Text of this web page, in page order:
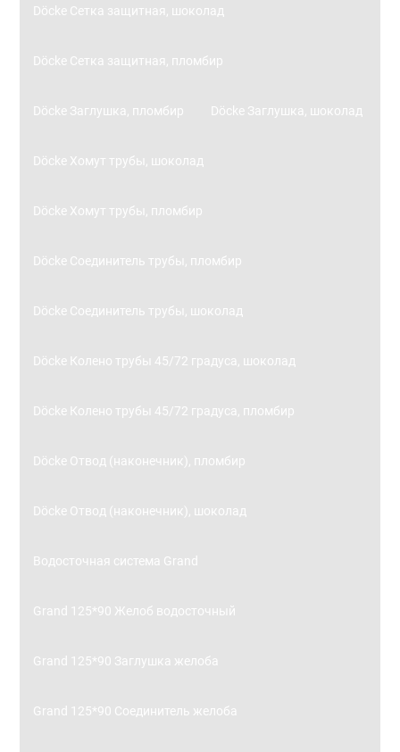
Döcke Сетка защитная, шоколад
Döcke Сетка защитная, пломбир
Döcke Заглушка, пломбир Döcke Заглушка, шоколад
Döcke Хомут трубы, шоколад
Döcke Хомут трубы, пломбир
Döcke Соединитель трубы, пломбир
Döcke Соединитель трубы, шоколад
Döcke Колено трубы 45/72 градуса, шоколад
Döcke Колено трубы 45/72 градуса, пломбир
Döcke Отвод (наконечник), пломбир
Döcke Отвод (наконечник), шоколад
Водосточная система Grand
Grand 125*90 Желоб водосточный
Grand 125*90 Заглушка желоба
Grand 125*90 Соединитель желоба